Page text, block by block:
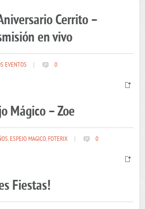
Cerrito –
en vivo
EVENTOS 0
Mágico – Zoe
,ESPEJO MAGICO,FOTERIX 0
Fiestas!